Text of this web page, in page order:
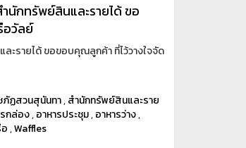
นักทรัพย์สินและรายได้ ขอ
อวัลย์
ะรายได้ ขอขอบคุณลูกค้า ที่ไว้วางใจจัด
ภัฏสวนสุนันทา,สำนักทรัพย์สินและราย
กล่อง,อาหารประชุม,อาหารว่าง,
,Waffles